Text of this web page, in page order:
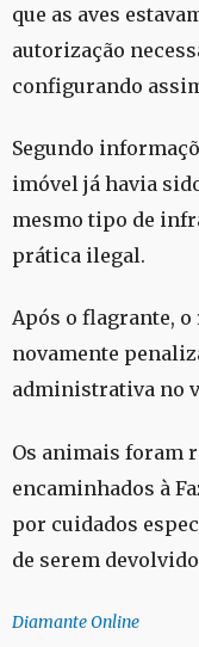
que as aves
autorização
configurando
Segundo
imóvel já havia
mesmo tipo de
prática ilegal.
Após o flagrante,
novamente
administrativa no
Os animais foram
encaminhados à
por cuidados
de serem
Diamante Online